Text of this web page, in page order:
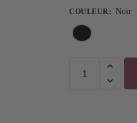
COULEUR: Noir